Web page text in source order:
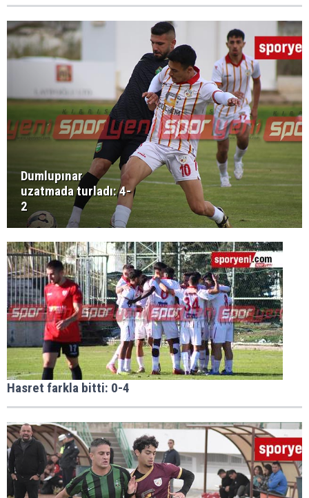
Dumlupınar
uzatmada turladı: 4-
2
Hasret farkla bitti: 0-4